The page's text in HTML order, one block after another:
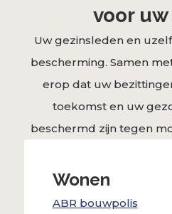
voor
Uw gezinsleden en
bescherming. Samen
erop dat uw
toekomst en uw
beschermd zijn tegen
Wonen
ABR bouwpolis